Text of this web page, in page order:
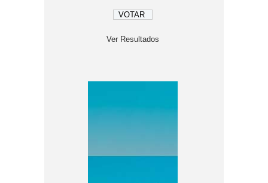
Ver Resultados